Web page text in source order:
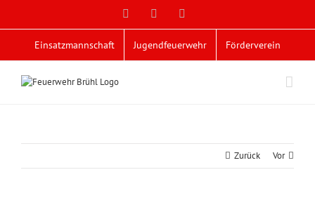
Facebook
Einsatzmannschaft Jugendfeuerwehr Förderverein
Zurück Vor